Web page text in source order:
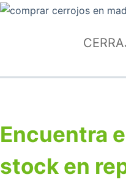
Encuentra
stock en